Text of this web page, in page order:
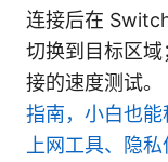
连接后在
切换到目标区
接的速度测试。
指南，小白也
上网工具、隐